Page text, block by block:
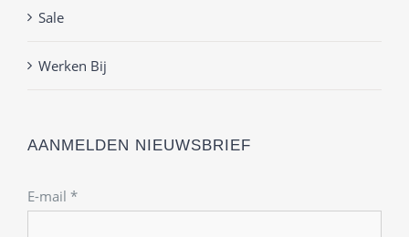
Sale
Werken Bij
AANMELDEN NIEUWSBRIEF
E-mail *